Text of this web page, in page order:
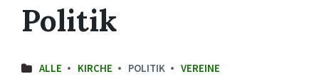
Politik
ALLE KIRCHE POLITIK VEREINE